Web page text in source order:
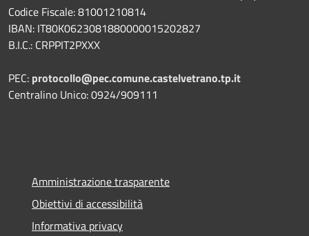
Codice Fiscale: 81001210814
IBAN: IT80K0623081880000015202827
B.I.C.: CRPPIT2PXXX
PEC: protocollo@pec.comune.castelvetrano.tp.it
Centralino Unico: 0924/909111
Amministrazione trasparente
Obiettivi di accessibilità
Informativa privacy